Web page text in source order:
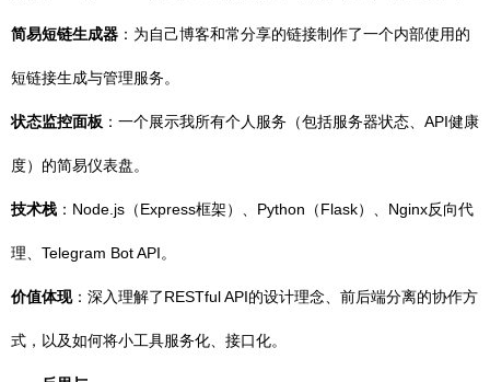
简易短链生成器 ：为自己博客和常分享的链接制作了一个内部使用的
短链接生成与管理服务。
状态监控面板 ：一个展示我所有个人服务（包括服务器状态、API健康
度）的简易仪表盘。
技术栈 ：Node.js（Express框架）、Python（Flask）、Nginx反向代
理、Telegram Bot API。
价值体现：深入理解了RESTful API的设计理念、前后端分离的协作方
式，以及如何将小工具服务化、接口化。